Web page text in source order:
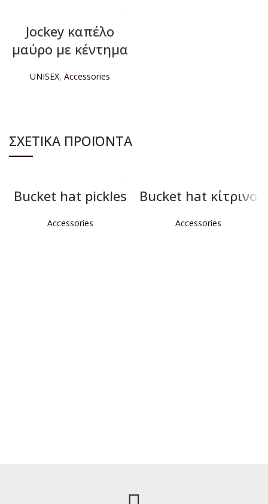
Jockey καπέλο
μαύρο με κέντημα
UNISEX, Accessories
ΣΧΕΤΙΚΆ ΠΡΟΪΌΝΤΑ
Bucket hat pickles
Accessories
Bucket hat κίτρινο
Accessories